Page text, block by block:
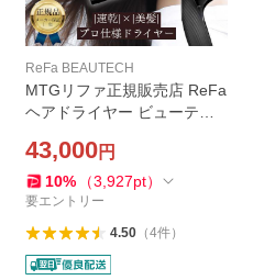
ReFa BEAUTECH
MTGリファ正規販売店 ReFa
ヘアドライヤー ビューテッ
ブラック 1年保証 ギフト
43,000円
10% （3,927pt）
要エントリー
4.50（4件）